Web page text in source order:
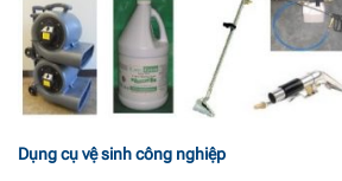
Dụng cụ vệ sinh công nghiệp